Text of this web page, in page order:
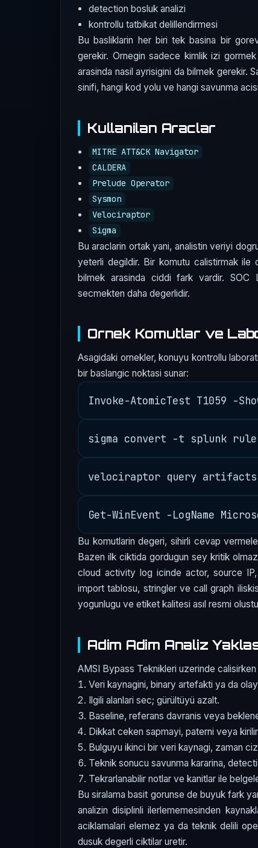
detection bosluk analizi
kontrollu tatbikat delillendirmesi
Bu basliklarin her biri tek basina bir
gerekir. Ornegin sadece kimlik izi
arasinda nasil ayrisigini da bilmek gerekir.
sinifi, hangi kod yolu ve hangi savunma
Kullanilan Araclar
MITRE ATT&CK Navigator
CALDERA
Prelude Operator
Sysmon
Velociraptor
Sigma
Bu araclarin ortak yani, analistin veriyi
yeterli degildir. Bir komutu calistirmak ile
bilmek arasinda ciddi fark vardir.
secmekten daha degerlidir.
Ornek Komutlar ve
Asagidaki ornekler, konuyu kontrollu
bir baslangic noktasi sunar:
Bu komutlarin degeri, sihirli cevap
Bazen ilk ciktida gordugun sey kritik
cloud activity log icinde actor, source
import tablosu, stringler ve call graph
yogunlugu ve etiket kalitesi asıl resmi
Adim Adim Analiz
AMSI Bypass Teknikleri uzerinde
Veri kaynagini, binary artefakti ya da olay
Ilgili alanlari sec; gürültüyü azalt.
Baseline, referans davranis veya
Dikkat ceken sapmayi, paterni veya
Bulguyu ikinci bir veri kaynagi, zaman
Teknik sonucu savunma kararina,
Tekrarlanabilir notlar ve kanitlar ile
Bu siralama basit gorunse de buyuk fark
analizin disiplinli ilerlememesinden
aciklamalari elemez ya da teknik delili
dusuk degerli ciktilar uretir.